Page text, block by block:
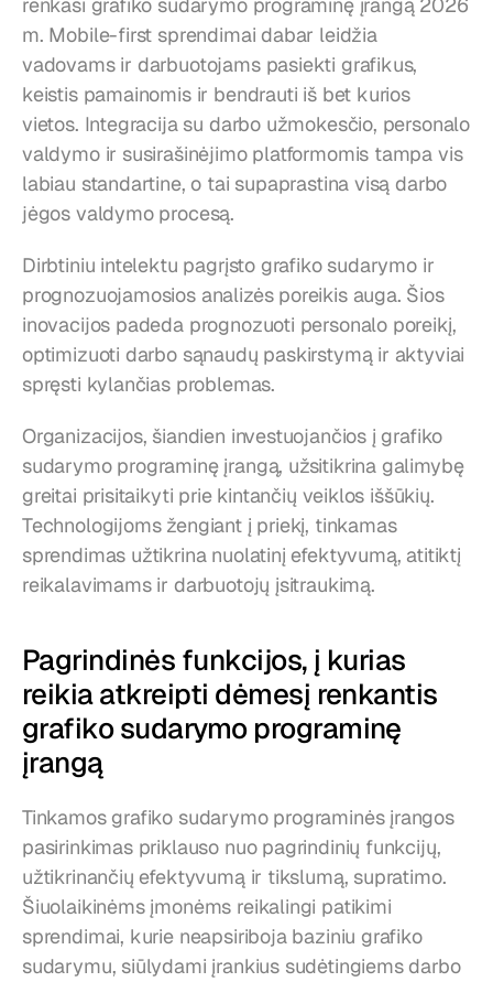
m. Mobile-first sprendimai dabar leidžia
vadovams ir darbuotojams pasiekti grafikus,
keistis pamainomis ir bendrauti iš bet kurios
vietos. Integracija su darbo užmokesčio, personalo
valdymo ir susirašinėjimo platformomis tampa vis
labiau standartine, o tai supaprastina visą darbo
jėgos valdymo procesą.
Dirbtiniu intelektu pagrįsto grafiko sudarymo ir
prognozuojamosios analizės poreikis auga. Šios
inovacijos padeda prognozuoti personalo poreikį,
optimizuoti darbo sąnaudų paskirstymą ir aktyviai
spręsti kylančias problemas.
Organizacijos, šiandien investuojančios į grafiko
sudarymo programinę įrangą, užsitikrina galimybę
greitai prisitaikyti prie kintančių veiklos iššūkių.
Technologijoms žengiant į priekį, tinkamas
sprendimas užtikrina nuolatinį efektyvumą, atitiktį
reikalavimams ir darbuotojų įsitraukimą.
Pagrindinės funkcijos, į kurias
reikia atkreipti dėmesį renkantis
grafiko sudarymo programinę
įrangą
Tinkamos grafiko sudarymo programinės įrangos
pasirinkimas priklauso nuo pagrindinių funkcijų,
užtikrinančių efektyvumą ir tikslumą, supratimo.
Šiuolaikinėms įmonėms reikalingi patikimi
sprendimai, kurie neapsiriboja baziniu grafiko
sudarymu, siūlydami įrankius sudėtingiems darbo